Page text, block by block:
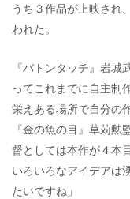
うち３作品が上映され
われた。
『バトンタッチ』岩
ってこれまでに自主制
栄えある場所で自分の
『金の魚の目』草苅
督としては本作が４本
いろいろなアイデアは
たいですね」